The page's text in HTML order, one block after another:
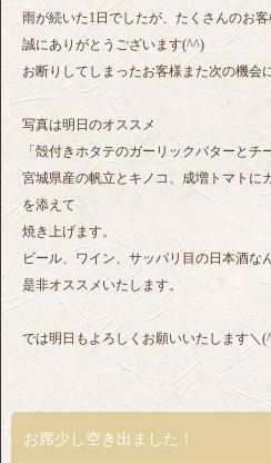
雨が続いた1日でしたが、たくさんのお客
誠にありがとうございます(^^)
お断りしてしまったお客様また次の機会
写真は明日のオススメ
「殻付きホタテのガーリックバターとチ
宮城県産の帆立とキノコ、成増トマトに
を添えて
焼き上げます。
ビール、ワイン、サッパリ目の日本酒な
是非オススメいたします。
では明日もよろしくお願いいたします＼
お席少し空き出ました！